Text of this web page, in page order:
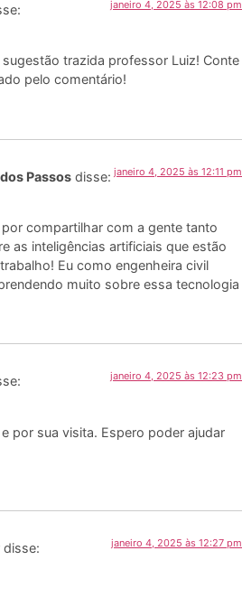
janeiro 4, 2025 às 12:08 pm
trazida professor Luiz! Conte
pelo comentário!
Passos disse: janeiro 4, 2025 às 12:11 pm
compartilhar com a gente tanto
as inteligências artificiais que estão
Eu como engenheira civil
muito sobre essa tecnologia
janeiro 4, 2025 às 12:23 pm
por sua visita. Espero poder ajudar
disse: janeiro 4, 2025 às 12:27 pm